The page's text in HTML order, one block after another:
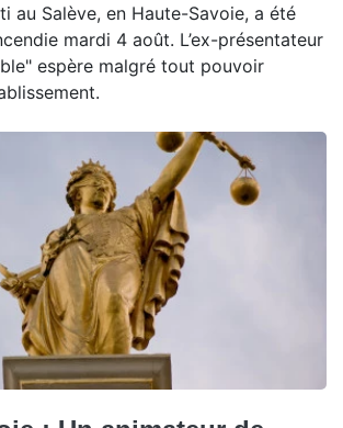
au Salève, en Haute-Savoie, a été
mardi 4 août. L’ex-présentateur
espère malgré tout pouvoir